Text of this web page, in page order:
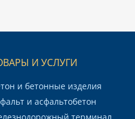
И УСЛУГИ
и бетонные изделия
и асфальтобетон